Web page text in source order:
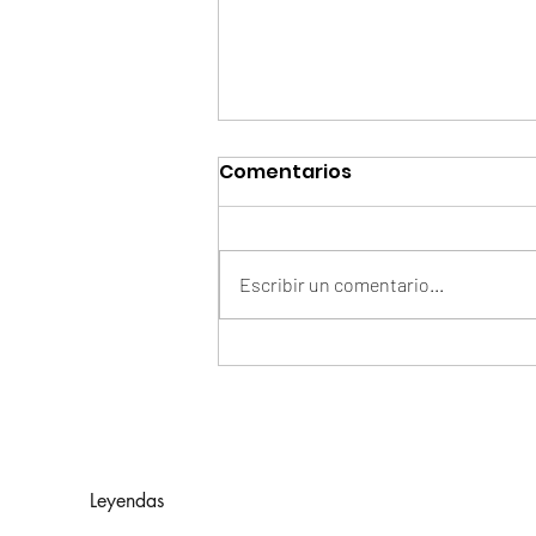
Smart: aprender un
Comentarios
Escribir un comentario...
Leyendas